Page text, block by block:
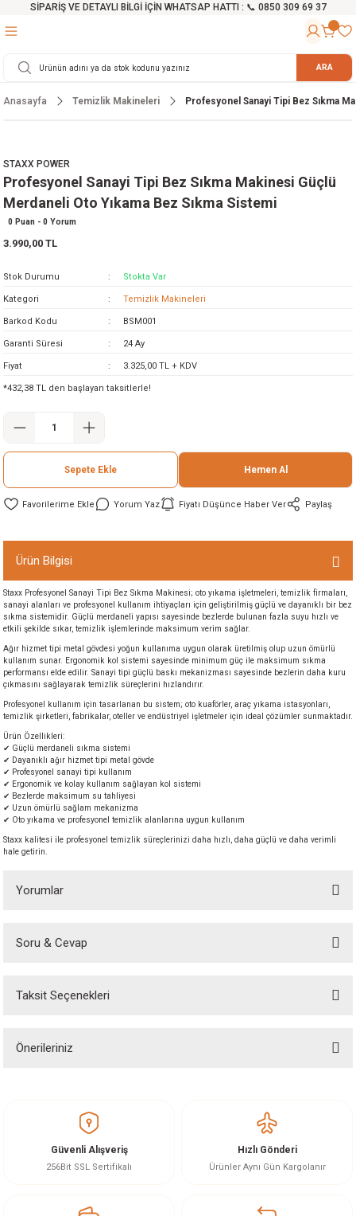
SİPARİŞ VE DETAYLI BİLGİ İÇİN WHATSAP HATTI : 📞 0850 309 69 37
Testereler
Testereler
Cihazları
Mikser
ve Arabalar
Malzemeleri ARA
Anasayfa Temizlik Makineleri Profesyonel Sanayi Tipi Bez Sıkma
STAXX POWER
Profesyonel Sanayi Tipi Bez Sıkma Makinesi Güçlü
Merdaneli Oto Yıkama Bez Sıkma Sistemi
0 Puan - 0 Yorum
3.990,00 TL
Stok Durumu Stokta Var
Kategori Temizlik Makineleri
Barkod Kodu BSM001
Garanti Süresi 24 Ay
Fiyat 3.325,00 TL + KDV
*432,38 TL den başlayan taksitlerle!
Sepete Ekle Hemen Al
Yorum Yaz Fiyatı Düşünce Haber Ver Paylaş
Ürün Bilgisi
Staxx Profesyonel Sanayi Tipi Bez Sıkma Makinesi; oto yıkama işletmeleri, temizlik firmaları,
sanayi alanları ve profesyonel kullanım ihtiyaçları için geliştirilmiş güçlü ve dayanıklı bir bez
sıkma sistemidir. Güçlü merdaneli yapısı sayesinde bezlerde bulunan fazla suyu hızlı ve
etkili şekilde sıkar, temizlik işlemlerinde maksimum verim sağlar.
Ağır hizmet tipi metal gövdesi yoğun kullanıma uygun olarak üretilmiş olup uzun ömürlü
kullanım sunar. Ergonomik kol sistemi sayesinde minimum güç ile maksimum sıkma
performansı elde edilir. Sanayi tipi güçlü baskı mekanizması sayesinde bezlerin daha kuru
çıkmasını sağlayarak temizlik süreçlerini hızlandırır.
Profesyonel kullanım için tasarlanan bu sistem; oto kuaförler, araç yıkama istasyonları,
temizlik şirketleri, fabrikalar, oteller ve endüstriyel işletmeler için ideal çözümler sunmaktadır.
Ürün Özellikleri:
✔ Güçlü merdaneli sıkma sistemi
✔ Dayanıklı ağır hizmet tipi metal gövde
✔ Profesyonel sanayi tipi kullanım
✔ Ergonomik ve kolay kullanım sağlayan kol sistemi
✔ Bezlerde maksimum su tahliyesi
✔ Uzun ömürlü sağlam mekanizma
✔ Oto yıkama ve profesyonel temizlik alanlarına uygun kullanım
Staxx kalitesi ile profesyonel temizlik süreçlerinizi daha hızlı, daha güçlü ve daha verimli
hale getirin.
Yorumlar
Soru & Cevap
Ürün hakkında henüz soru sorulmamış.
Taksit Seçenekleri
Önerileriniz
Görüş ve önerileriniz için teşekkür ederiz.
Ürün resmi kalitesiz, bozuk veya görüntülenemiyor.
Ürün bilgilerinde hatalar bulunuyor.
Güvenli Alışveriş
256Bit SSL Sertifikalı
Hızlı Gönderi
Ürünler Aynı Gün Kargolanır